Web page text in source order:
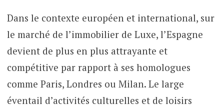
Dans le contexte européen et international, sur
le marché de l’immobilier de Luxe, l’Espagne
devient de plus en plus attrayante et
compétitive par rapport à ses homologues
comme Paris, Londres ou Milan. Le large
éventail d’activités culturelles et de loisirs